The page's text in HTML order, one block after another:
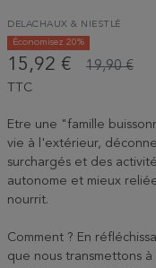
DELACHAUX & NIESTLÉ
Économisez 20%
15,92 € 19,90 €
TTC
Etre une "famille
vie à l'extérieur,
surchargés et des
autonome et mieux
nourrit.
Comment ? En
que nous transmettons